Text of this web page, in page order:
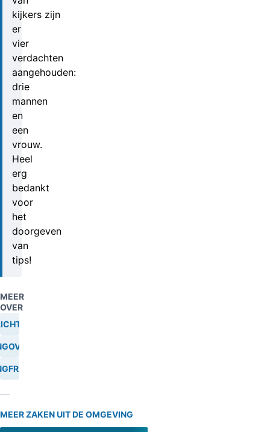
kijkers zijn
er
vier
verdachten
aangehouden:
drie
mannen
en
een
vrouw.
Heel
erg
bedankt
voor
het
doorgeven
van
tips!
MEER
OVER
MEER ZAKEN UIT DE OMGEVING